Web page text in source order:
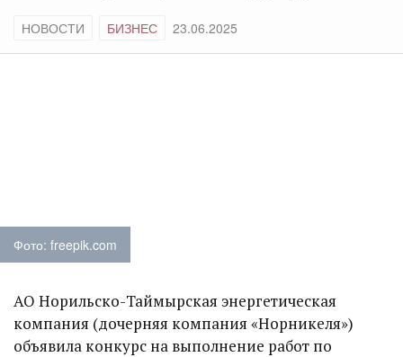
НОВОСТИ БИЗНЕС 23.06.2025
Фото: freepik.com
АО Норильско-Таймырская энергетическая
компания (дочерняя компания «Норникеля»)
объявила конкурс на выполнение работ по